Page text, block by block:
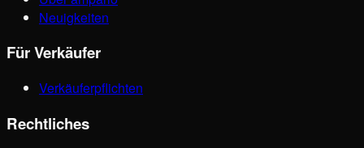
Neuigkeiten
Für Verkäufer
Verkäuferpflichten
Rechtliches